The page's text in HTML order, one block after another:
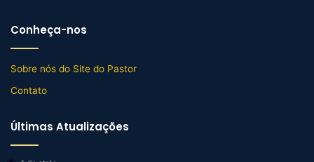
Conheça-nos
Sobre nós do Site do Pastor
Contato
Últimas Atualizações